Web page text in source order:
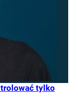
tylko